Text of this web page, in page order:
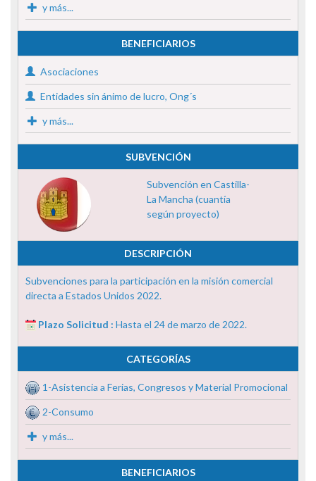
y más...
BENEFICIARIOS
Asociaciones
Entidades sin ánimo de lucro, Ong´s
y más...
SUBVENCIÓN
Subvención en Castilla-
La Mancha (cuantía
según proyecto)
DESCRIPCIÓN
Subvenciones para la participación en la misión comercial
directa a Estados Unidos 2022.
Plazo Solicitud : Hasta el 24 de marzo de 2022.
CATEGORÍAS
1-Asistencia a Ferias, Congresos y Material Promocional
2-Consumo
y más...
BENEFICIARIOS